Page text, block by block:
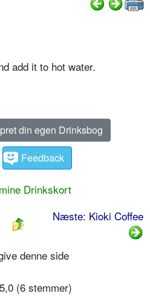
add it to hot water.
din egen Drinksbog
Feedback
Drinkskort
Næste: Kioki Coffee
denne side
5,0 (6 stemmer)